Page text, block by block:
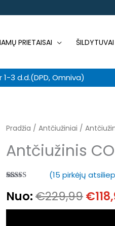
PRIETAISAI ŠILDYTUVAI
1-3 d.d.(DPD, Omniva)
Pradžia / Antčiužiniai /
Antčiužinis
4.93iš 5
(viso
įvertinimų:)
(15 pirkėjų
Nuo:€229,99
price
was:
€
produkto
Antčiužinis
Pro,
7